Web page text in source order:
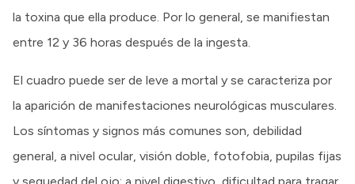
la toxina que ella produce. Por lo general, se manifiestan
entre 12 y 36 horas después de la ingesta.
El cuadro puede ser de leve a mortal y se caracteriza por
la aparición de manifestaciones neurológicas musculares.
Los síntomas y signos más comunes son, debilidad
general, a nivel ocular, visión doble, fotofobia, pupilas fijas
y sequedad del ojo; a nivel digestivo, dificultad para tragar